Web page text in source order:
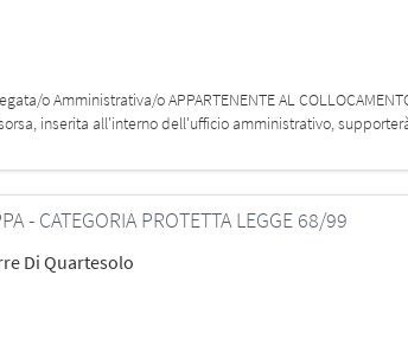
o Amministrativa/o APPARTENENTE AL
inserita all'interno dell'ufficio amministrativo,
- CATEGORIA PROTETTA LEGGE 68/99
Di Quartesolo